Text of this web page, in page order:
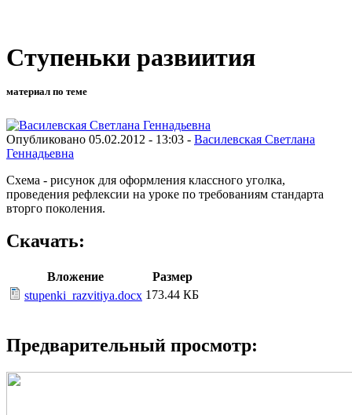
Ступеньки развиития
материал по теме
Опубликовано 05.02.2012 - 13:03 - Василевская Светлана
Геннадьевна
Схема - рисунок для оформления классного уголка,
проведения рефлексии на уроке по требованиям стандарта
вторго поколения.
Скачать:
Вложение
Размер
stupenki_razvitiya.docx 173.44 КБ
Предварительный просмотр: